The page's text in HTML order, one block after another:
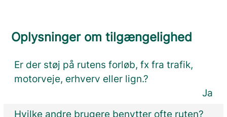
Oplysninger om tilgængelighed
Er der støj på rutens forløb, fx fra trafik,
motorveje, erhverv eller lign.?
Ja
Hvilke andre brugere benytter ofte ruten?